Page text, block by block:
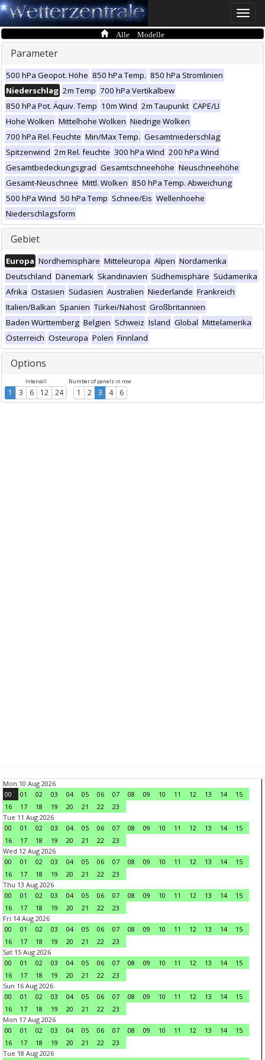
Toggle
Alle Modelle
Parameter
500 hPa Geopot. Höhe 850 hPa Temp. 850 hPa Stromlinien
Niederschlag 2m Temp 700 hPa Vertikalbew
850 hPa Pot. Äquiv. Temp 10m Wind 2m Taupunkt CAPE/LI
Hohe Wolken Mittelhohe Wolken Niedrige Wolken
700 hPa Rel. Feuchte Min/Max Temp. Gesamtniederschlag
Spitzenwind 2m Rel. feuchte 300 hPa Wind 200 hPa Wind
Gesamtbedeckungsgrad Gesamtschneehöhe Neuschneehöhe
Gesamt-Neuschnee Mittl. Wolken 850 hPa Temp. Abweichung
500 hPa Wind 50 hPa Temp Schnee/Eis Wellenhoehe
Niederschlagsform
Gebiet
Europa Nordhemisphäre Mitteleuropa Alpen Nordamerika
Deutschland Dänemark Skandinavien Südhemisphäre Südamerika
Afrika Ostasien Südasien Australien Niederlande Frankreich
Italien/Balkan Spanien Türkei/Nahost Großbritannien
Baden Württemberg Belgien Schweiz Island Global Mittelamerika
Österreich Osteuropa Polen Finnland
Options
Intervall
1 3 6 12 24
Number of panels in row
1 2 3 4 6
Mon 10 Aug 2026
00
01 02 03 04 05 06 07 08 09 10 11 12 13 14
15
16
17 18 19 20 21 22
23
Tue 11 Aug 2026
00
01 02 03 04 05 06 07 08 09 10 11 12 13 14
15
16
17 18 19 20 21 22
23
Wed 12 Aug 2026
00
01 02 03 04 05 06 07 08 09 10 11 12 13 14
15
16
17 18 19 20 21 22
23
Thu 13 Aug 2026
00
01 02 03 04 05 06 07 08 09 10 11 12 13 14
15
16
17 18 19 20 21 22
23
Fri 14 Aug 2026
00
01 02 03 04 05 06 07 08 09 10 11 12 13 14
15
16
17 18 19 20 21 22
23
Sat 15 Aug 2026
00
01 02 03 04 05 06 07 08 09 10 11 12 13 14
15
16
17 18 19 20 21 22
23
Sun 16 Aug 2026
00
01 02 03 04 05 06 07 08 09 10 11 12 13 14
15
16
17 18 19 20 21 22
23
Mon 17 Aug 2026
00
01 02 03 04 05 06 07 08 09 10 11 12 13 14
15
16
17 18 19 20 21 22
23
Tue 18 Aug 2026